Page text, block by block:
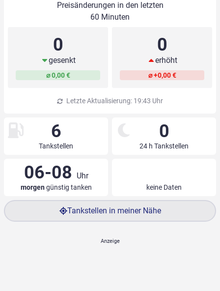
Preisänderungen in den letzten
60 Minuten
0
gesenkt
⌀ 0,00 €
0
erhöht
⌀ +0,00 €
Letzte Aktualisierung: 19:43 Uhr
6
Tankstellen
0
24 h Tankstellen
06-08 Uhr
morgengünstig tanken keine Daten
Tankstellen in meiner Nähe